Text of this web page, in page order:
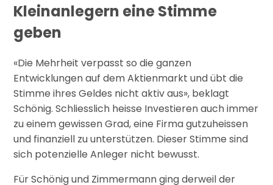
Kleinanlegern eine Stimme
geben
«Die Mehrheit verpasst so die ganzen
Entwicklungen auf dem Aktienmarkt und übt die
Stimme ihres Geldes nicht aktiv aus», beklagt
Schönig. Schliesslich heisse Investieren auch immer
zu einem gewissen Grad, eine Firma gutzuheissen
und finanziell zu unterstützen. Dieser Stimme sind
sich potenzielle Anleger nicht bewusst.
Für Schönig und Zimmermann ging derweil der